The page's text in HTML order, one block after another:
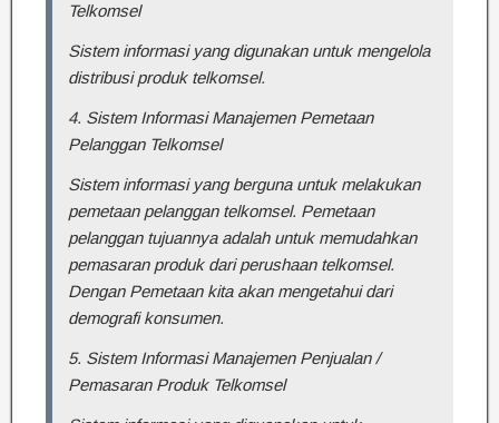
Telkomsel
Sistem informasi yang digunakan untuk mengelola
distribusi produk telkomsel.
4. Sistem Informasi Manajemen Pemetaan
Pelanggan Telkomsel
Sistem informasi yang berguna untuk melakukan
pemetaan pelanggan telkomsel. Pemetaan
pelanggan tujuannya adalah untuk memudahkan
pemasaran produk dari perushaan telkomsel.
Dengan Pemetaan kita akan mengetahui dari
demografi konsumen.
5. Sistem Informasi Manajemen Penjualan /
Pemasaran Produk Telkomsel